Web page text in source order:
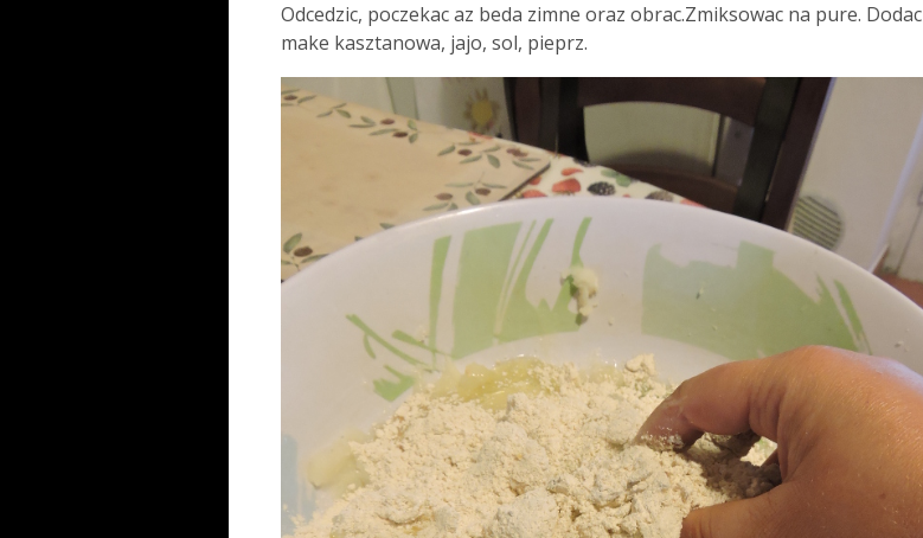
Odcedzic, poczekac az beda zimne oraz obrac.Zmiksowac na pure. Dodac
make kasztanowa, jajo, sol, pieprz.